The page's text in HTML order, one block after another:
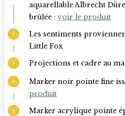
aquarellable Albrecht
brûlée :voir le produit
Les sentiments
Little Fox
Projections et cadre au
Marker noir pointe fine
produit
Marker acrylique pointe